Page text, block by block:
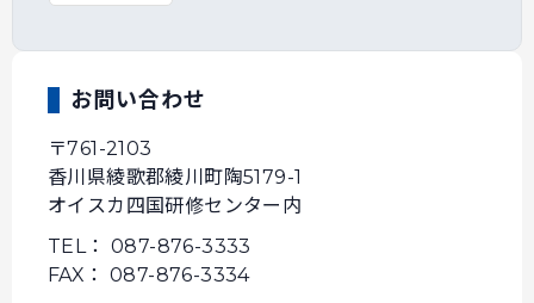
お問い合わせ
〒761-2103
香川県綾歌郡綾川町陶5179-1
オイスカ四国研修センター内
TEL： 087-876-3333
FAX： 087-876-3334